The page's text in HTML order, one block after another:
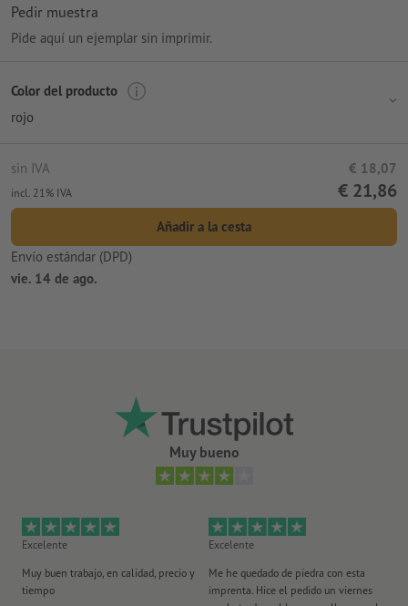
Pedir muestra
Pide aquí un ejemplar sin imprimir.
Color del producto
rojo
sin IVA € 18,07
incl. 21% IVA € 21,86
Añadir a la cesta
Envío estándar (DPD)
vie. 14 de ago.
Muy bueno
Excelente
Muy buen trabajo, en calidad, precio y
tiempo
Excelente
Me he quedado de piedra con esta
imprenta. Hice el pedido un viernes